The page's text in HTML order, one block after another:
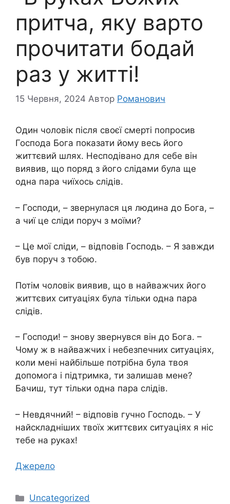
притча, яку варто
прочитати бодай
раз у житті!
15 Червня, 2024 Автор Романович
Один чоловік після своєї смерті попросив
Господа Бога показати йому весь його
життєвий шлях. Несподівано для себе він
виявив, що поряд з його слідами була ще
одна пара чиїхось слідів.
– Господи, – звернулася ця людина до Бога, –
а чиї це сліди поруч з моїми?
– Це мої сліди, – відповів Господь. – Я завжди
був поруч з тобою.
Потім чоловік виявив, що в найважчих його
життєвих ситуаціях була тільки одна пара
слідів.
– Господи! – знову звернувся він до Бога. –
Чому ж в найважчих і небезпечних ситуаціях,
коли мені найбільше потрібна була твоя
допомога і підтримка, ти залишав мене?
Бачиш, тут тільки одна пара слідів.
– Невдячний! – відповів гучно Господь. – У
найскладніших твоїх життєвих ситуаціях я ніс
тебе на руках!
Джерело
Категорії
Uncategorized